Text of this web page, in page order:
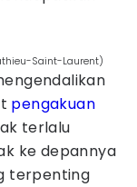
Saint-Laurent)
pengakuan
terlalu
ke depannya
terpenting